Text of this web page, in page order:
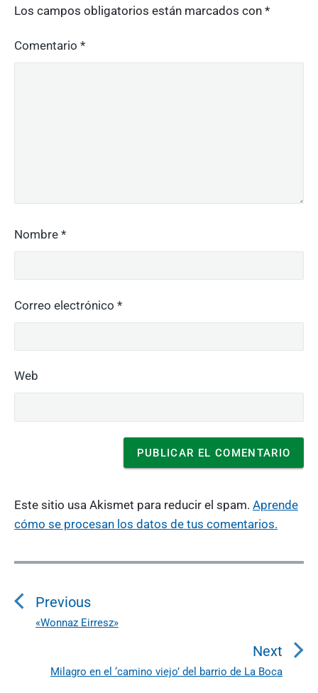
Los campos obligatorios están marcados con *
Comentario *
Nombre *
Correo electrónico *
Web
Este sitio usa Akismet para reducir el spam. Aprende
cómo se procesan los datos de tus comentarios.
N
a
v Previous
P
«Wonnaz Eirresz»
Next
N
Milagro en el ‘camino viejo’ del barrio de La Boca